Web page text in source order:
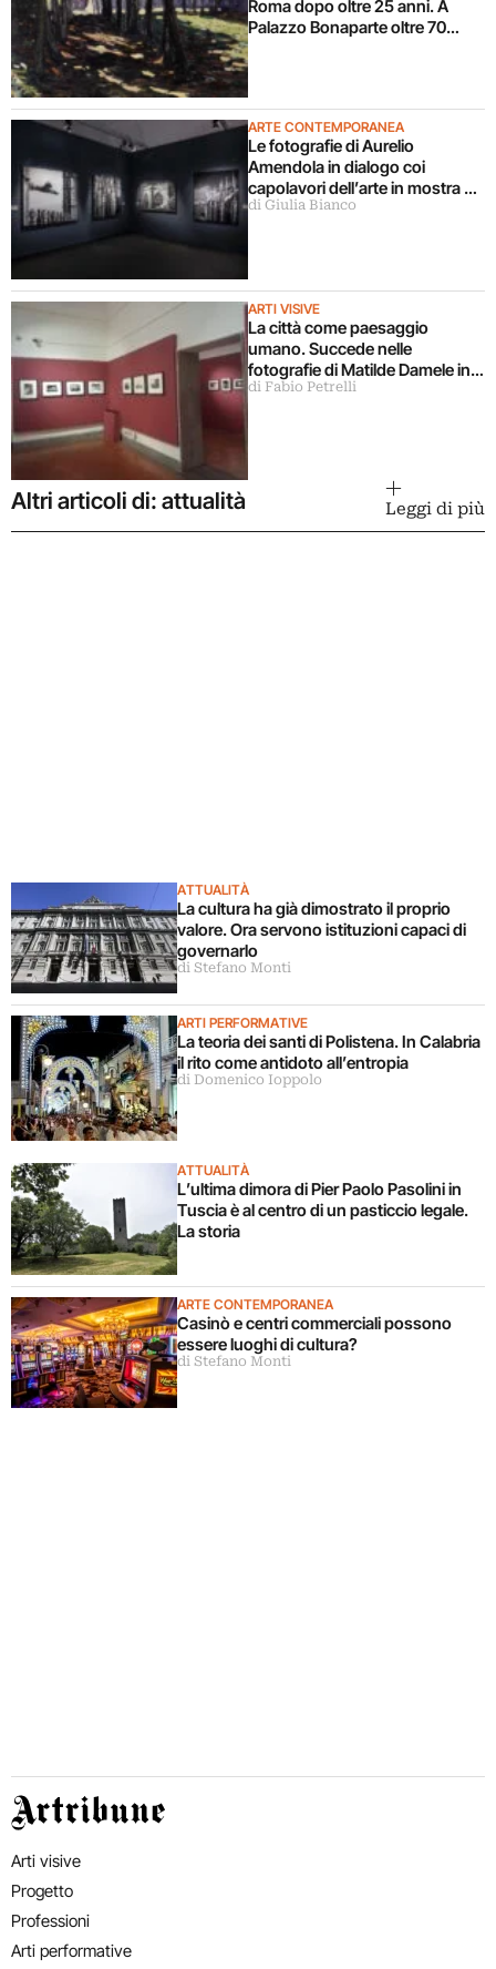
Roma dopo oltre 25 anni. A
Palazzo Bonaparte oltre 70
ARTE CONTEMPORANEA
Le fotografie di Aurelio
Amendola in dialogo coi
capolavori dell’arte in mostra a
Milano
di Giulia Bianco
ARTI VISIVE
La città come paesaggio
umano. Succede nelle
fotografie di Matilde Damele in
mostra a Roma
di Fabio Petrelli
Altri articoli di: attualità Leggi di più
ATTUALITÀ
La cultura ha già dimostrato il proprio
valore. Ora servono istituzioni capaci di
governarlo
di Stefano Monti
ARTI PERFORMATIVE
La teoria dei santi di Polistena. In Calabria
il rito come antidoto all’entropia
di Domenico Ioppolo
ATTUALITÀ
L’ultima dimora di Pier Paolo Pasolini in
Tuscia è al centro di un pasticcio legale.
La storia
ARTE CONTEMPORANEA
Casinò e centri commerciali possono
essere luoghi di cultura?
di Stefano Monti
Artribune
Arti visive
Progetto
Professioni
Arti performative